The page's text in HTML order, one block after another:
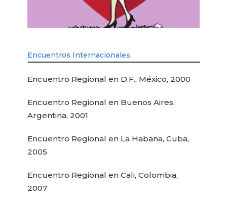
Encuentros Internacionales
Encuentro Regional en D.F., México, 2000
Encuentro Regional en Buenos Aires,
Argentina, 2001
Encuentro Regional en La Habana, Cuba,
2005
Encuentro Regional en Cali, Colombia,
2007